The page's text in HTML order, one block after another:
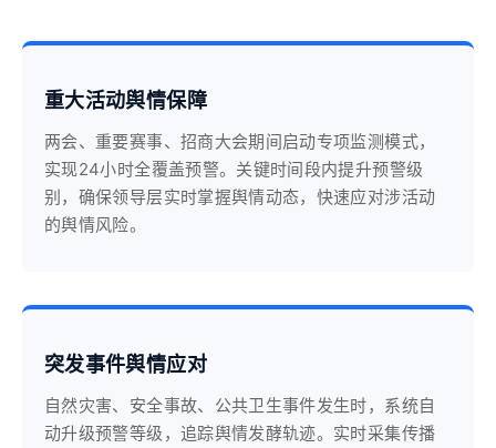
重大活动舆情保障
两会、重要赛事、招商大会期间启动专项监测模式，
实现24小时全覆盖预警。关键时间段内提升预警级
别，确保领导层实时掌握舆情动态，快速应对涉活动
的舆情风险。
突发事件舆情应对
自然灾害、安全事故、公共卫生事件发生时，系统自
动升级预警等级，追踪舆情发酵轨迹。实时采集传播